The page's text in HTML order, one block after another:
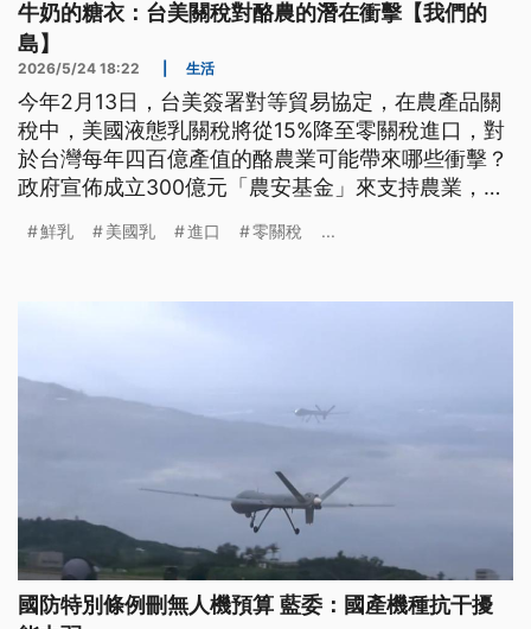
牛奶的糖衣：台美關稅對酪農的潛在衝擊【我們的
島】
2026/5/24 18:22 生活
今年2月13日，台美簽署對等貿易協定，在農產品關
稅中，美國液態乳關稅將從15%降至零關稅進口，對
於台灣每年四百億產值的酪農業可能帶來哪些衝擊？
政府宣佈成立300億元「農安基金」來支持農業，酪
鮮乳 美國乳 進口 零關稅 ...
國防特別條例刪無人機預算 藍委：國產機種抗干擾